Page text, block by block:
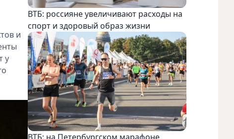
и
у
ВТБ: россияне увеличивают расходы на
спорт и здоровый образ жизни